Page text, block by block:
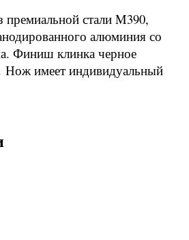
стали M390,
алюминия со
Финиш клинка черное
Нож имеет индивидуальный